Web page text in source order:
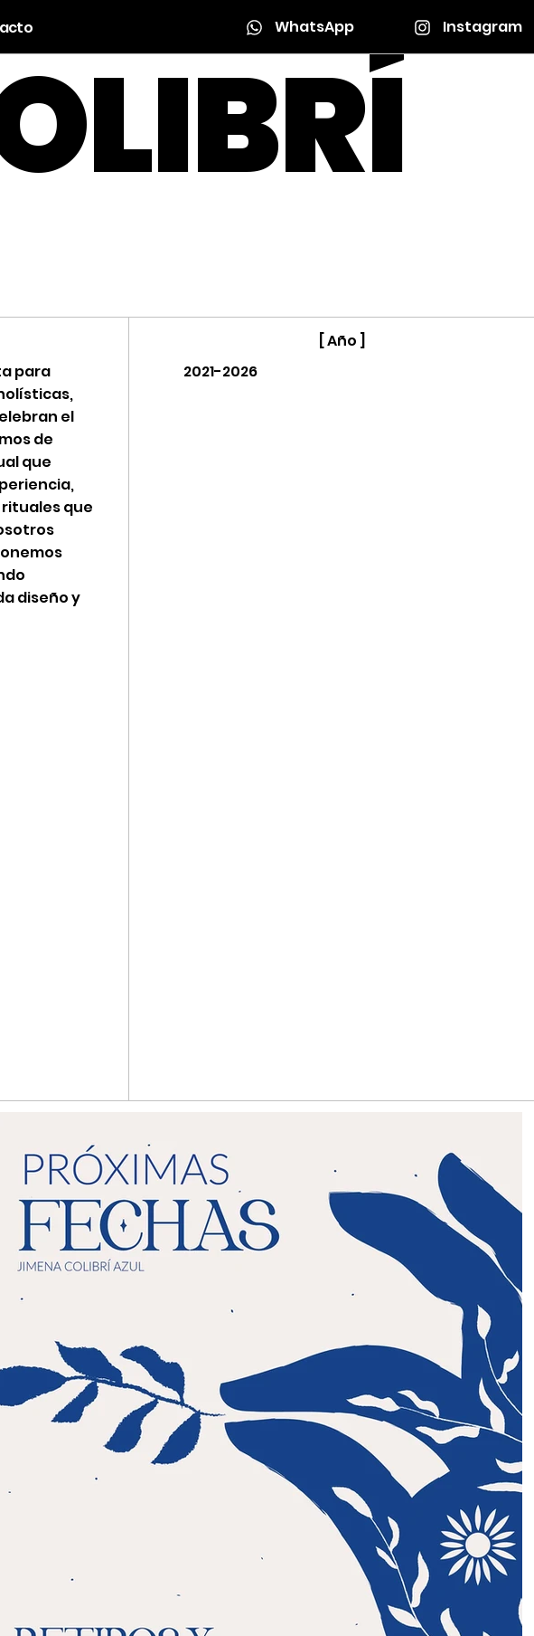
WhatsApp Instagram
para
el
de
que
que
diseño y
[ Año ]
2021-2026